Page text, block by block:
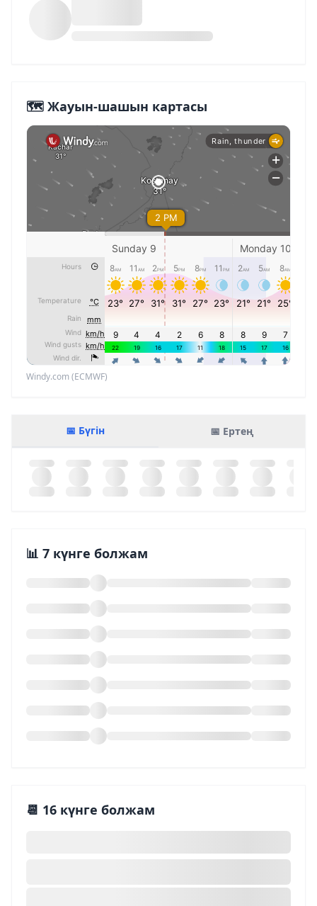
🗺️ Жауын-шашын картасы
Windy.com (ECMWF)
📅 Бүгін 📅 Ертең
📊 7 күнге болжам
📆 16 күнге болжам